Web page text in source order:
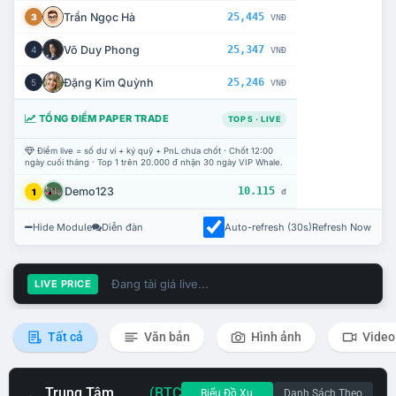
3 Trần Ngọc Hà 25,445 VNĐ
4 Võ Duy Phong 25,347 VNĐ
5 Đặng Kim Quỳnh 25,246 VNĐ
TỔNG ĐIỂM PAPER TRADE TOP 5 · LIVE
Điểm live = số dư ví + ký quỹ + PnL chưa chốt · Chốt 12:00
ngày cuối tháng · Top 1 trên 20.000 đ nhận 30 ngày VIP Whale.
1 Demo123 10.115 đ
Hide Module Diễn đàn Auto-refresh (30s)Refresh Now
LIVE PRICE Đang tải giá live...
Tất cả Văn bản Hình ảnh Video
Biểu Đồ Xu Danh Sách Theo